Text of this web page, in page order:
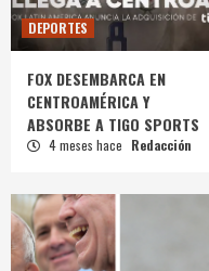
DEPORTES
FOX DESEMBARCA EN
CENTROAMÉRICA Y
ABSORBE A TIGO SPORTS
4 meses hace Redacción